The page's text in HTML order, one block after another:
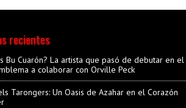
recientes
Bu Cuarón? La artista que pasó de debutar en el
a colaborar con Orville Peck
Tarongers: Un Oasis de Azahar en el Corazón